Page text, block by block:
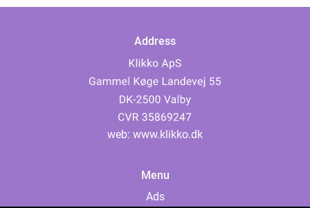
Address
web: www.klikko.dk
Menu
Ads